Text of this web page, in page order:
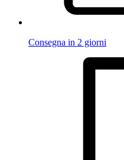
Consegna in 2 giorni